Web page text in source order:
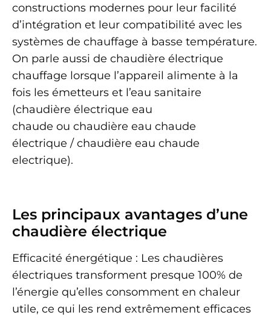
constructions modernes pour leur facilité
d’intégration et leur compatibilité avec les
systèmes de chauffage à basse température.
On parle aussi de chaudière électrique
chauffage lorsque l’appareil alimente à la
fois les émetteurs et l’eau sanitaire
(chaudière électrique eau
chaude ou chaudière eau chaude
électrique / chaudière eau chaude
electrique).
Les principaux avantages d’une
chaudière électrique
Efficacité énergétique : Les chaudières
électriques transforment presque 100% de
l’énergie qu’elles consomment en chaleur
utile, ce qui les rend extrêmement efficaces